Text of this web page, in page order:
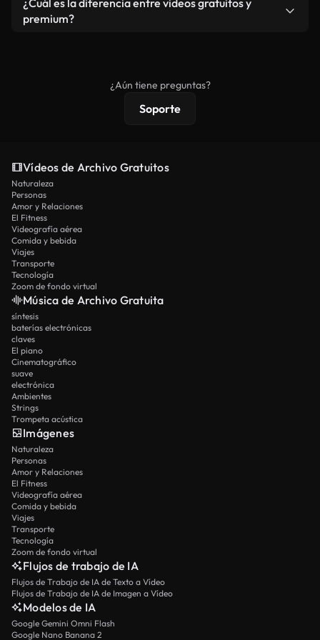
vídeos. Solo asegúrese de que el producto final no
¿Cuál es la diferencia entre videos gratuitos y
premium?
protecciones de licencia extendidas.
¿Aún tiene preguntas?
Soporte
Vídeos de Archivo Gratuitos
Naturaleza
Personas
Amor y Relaciones
El Fitness
Videografía aérea
Comida y bebida
Viajes
Transporte
Tecnología
Zoom de fondo virtual
Música de Archivo Gratuita
síntesis
baterías electrónicas
claves
El piano
Cinematográfico
suave
electrónica
Ambientes
Strings
Trompeta acústica
Imágenes
Naturaleza
Personas
Amor y Relaciones
El Fitness
Videografía aérea
Comida y bebida
Viajes
Transporte
Tecnología
Zoom de fondo virtual
Flujos de trabajo de IA
Flujos de Trabajo de IA de Texto a Vídeo
Flujos de Trabajo de IA de Imagen a Vídeo
Modelos de IA
Google Gemini Omni Flash
Google Nano Banana 2